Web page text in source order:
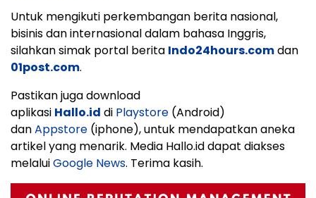
Untuk mengikuti perkembangan berita nasional,
bisinis dan internasional dalam bahasa Inggris,
silahkan simak portal berita Indo24hours.comdan
01post.com.
Pastikan juga download
aplikasi Hallo.id di Playstore (Android)
danAppstore (iphone), untuk mendapatkan aneka
artikel yang menarik. Media Hallo.id dapat diakses
melaluiGoogle News. Terima kasih.